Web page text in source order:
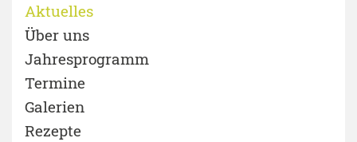
Aktuelles
Über uns
Jahresprogramm
Termine
Galerien
Rezepte